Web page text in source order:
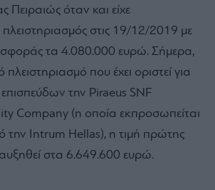
Πειραιώς όταν και είχε
πλειστηριασμός στις 19/12/2019 με
τα 4.080.000 ευρώ. Σήμερα,
που έχει οριστεί για
την Piraeus SNF
Company (η οποία εκπροσωπείται
την Intrum Hellas), η τιμή πρώτης
στα 6.649.600 ευρώ.